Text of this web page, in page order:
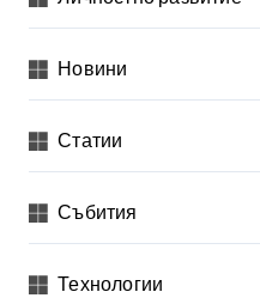
Новини
Статии
Събития
Технологии